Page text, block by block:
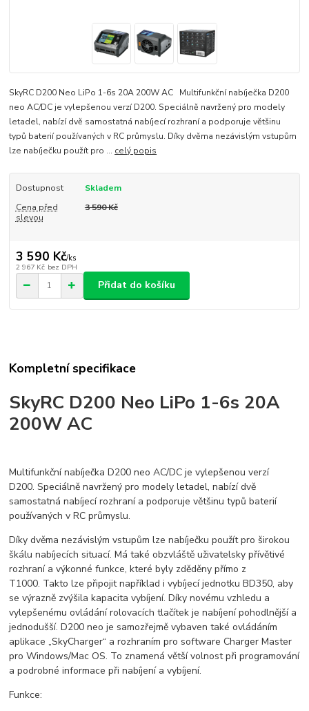
SkyRC D200 Neo LiPo 1-6s 20A 200W AC Multifunkční nabíječka D200
neo AC/DC je vylepšenou verzí D200. Speciálně navržený pro modely
letadel, nabízí dvě samostatná nabíjecí rozhraní a podporuje většinu
typů baterií používaných v RC průmyslu. Díky dvěma nezávislým vstupům
lze nabíječku použít pro ... celý popis
Dostupnost
Skladem
Cena před
slevou
3 590 Kč
3 590 Kč/ks
2 967 Kč bez DPH
Přidat do košíku
Kompletní specifikace
SkyRC D200 Neo LiPo 1-6s 20A
200W AC
Multifunkční nabíječka D200 neo AC/DC je vylepšenou verzí
D200. Speciálně navržený pro modely letadel, nabízí dvě
samostatná nabíjecí rozhraní a podporuje většinu typů baterií
používaných v RC průmyslu.
Díky dvěma nezávislým vstupům lze nabíječku použít pro širokou
škálu nabíjecích situací. Má také obzvláště uživatelsky přívětivé
rozhraní a výkonné funkce, které byly zděděny přímo z
T1000. Takto lze připojit například i vybíjecí jednotku BD350, aby
se výrazně zvýšila kapacita vybíjení. Díky novému vzhledu a
vylepšenému ovládání rolovacích tlačítek je nabíjení pohodlnější a
jednodušší. D200 neo je samozřejmě vybaven také ovládáním
aplikace „SkyCharger“ a rozhraním pro software Charger Master
pro Windows/Mac OS. To znamená větší volnost při programování
a podrobné informace při nabíjení a vybíjení.
Funkce: